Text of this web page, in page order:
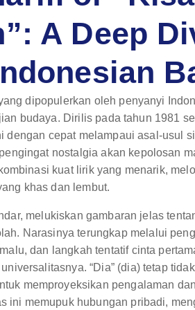
A Deep
dipopulerkan oleh penyanyi
budaya. Dirilis pada tahun 1981
dengan cepat melampaui asal-usul
nostalgia akan kepolosan
kuat lirik yang menarik,
khas dan lembut.
melukiskan gambaran jelas
Narasinya terungkap melalui
dan langkah tentatif cinta
“Dia” (dia) tetap
memproyeksikan pengalaman
ini memupuk hubungan pribadi,